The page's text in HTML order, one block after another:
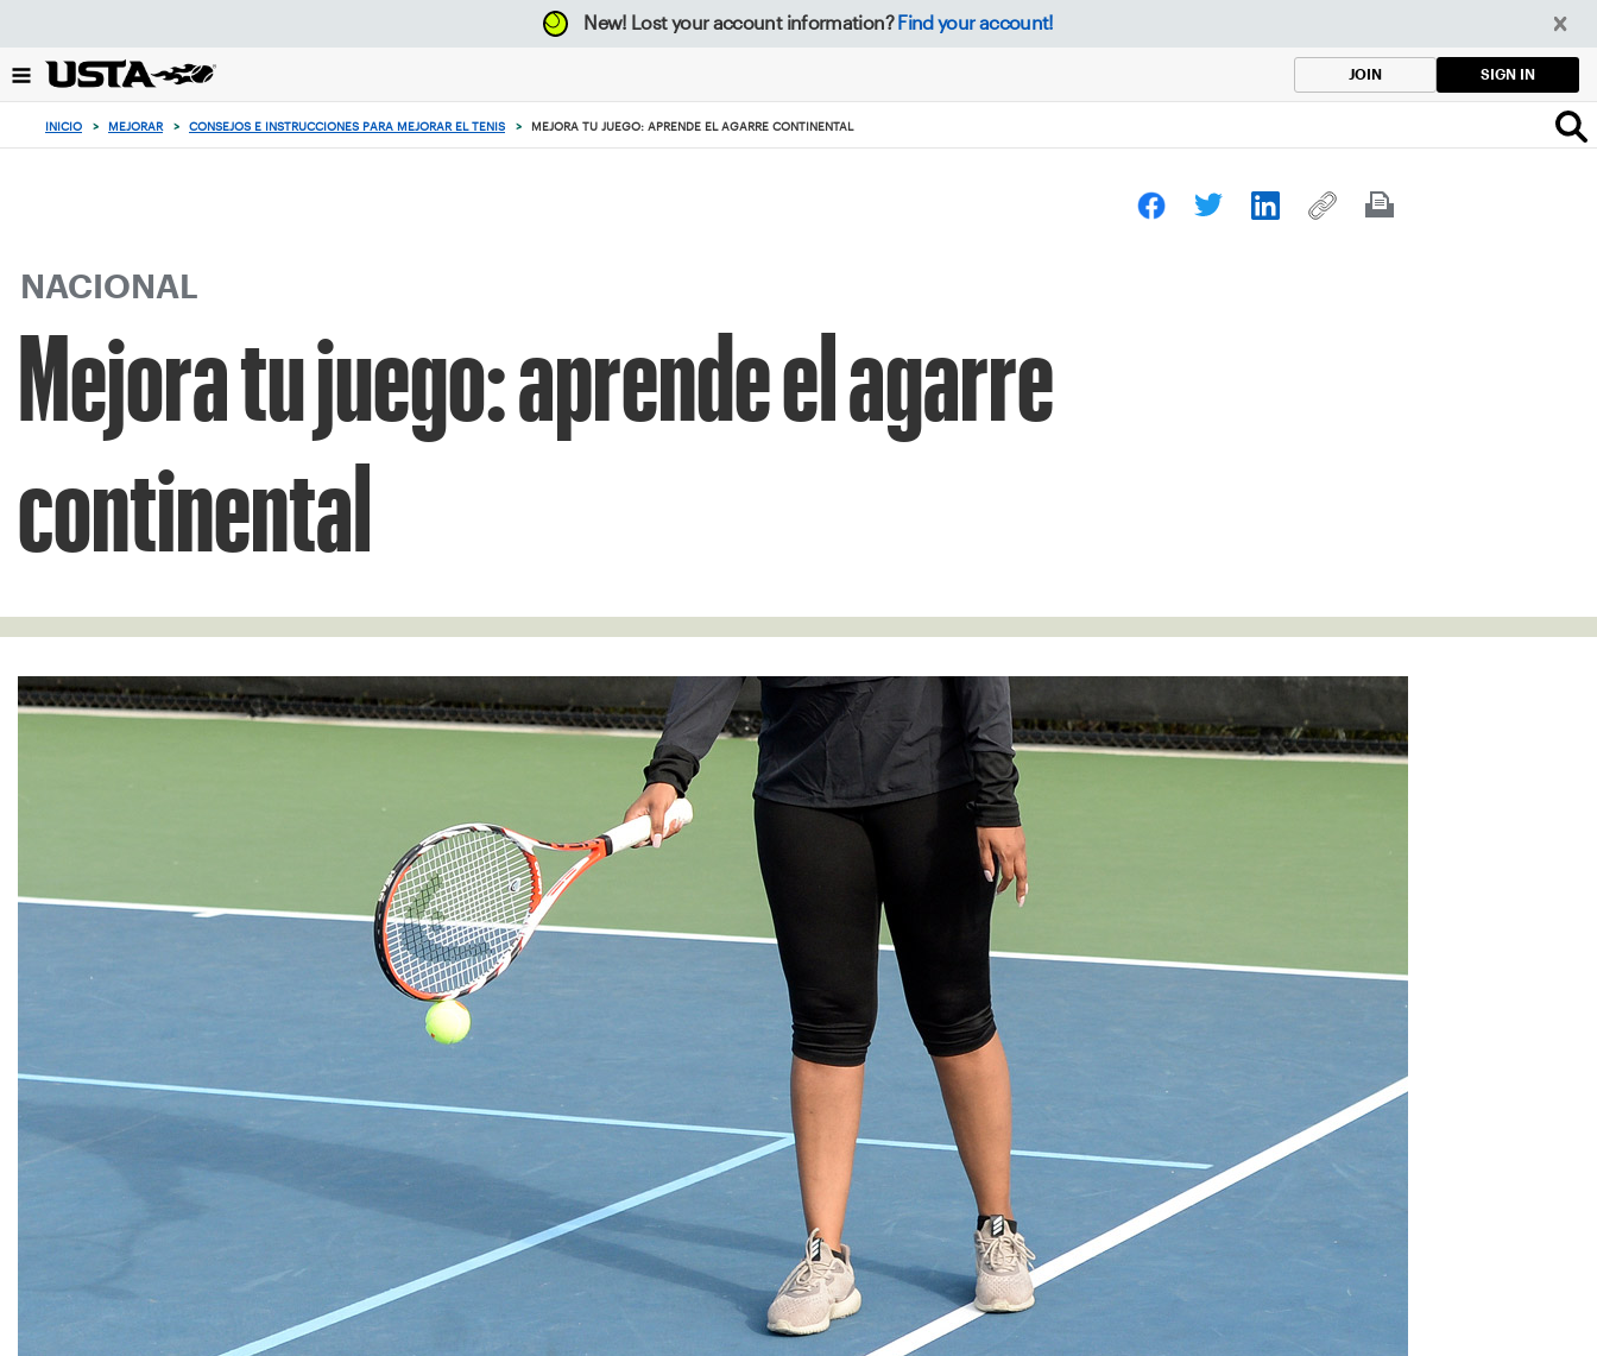
el
botón
New! Lost your account information? Find your account!
JOIN SIGN IN
INICIO > MEJORAR > CONSEJOS E INSTRUCCIONES PARA MEJORAR EL TENIS > MEJORA TU JUEGO: APRENDE EL AGARRE CONTINENTAL
NACIONAL
Mejora tu juego: aprende el agarre
continental